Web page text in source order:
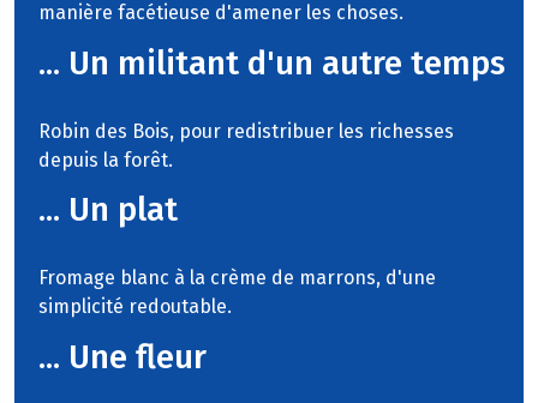
manière facétieuse d'amener les choses.
... Un militant d'un autre temps
Robin des Bois, pour redistribuer les richesses
depuis la forêt.
... Un plat
Fromage blanc à la crème de marrons, d'une
simplicité redoutable.
... Une fleur